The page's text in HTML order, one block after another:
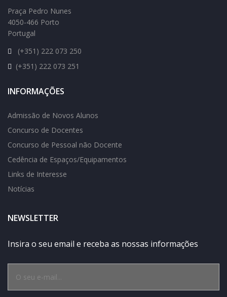
Praça Pedro Nunes
4050-466 Porto
Portugal
(+351) 222 073 250
(+351) 222 073 251
INFORMAÇÕES
Admissão de Novos Alunos
Concurso de Docentes
Concurso de Pessoal não Docente
Cedência de Espaços/Equipamentos
Links de Interesse
Notícias
NEWSLETTER
Insira o seu email e receba as nossas informações